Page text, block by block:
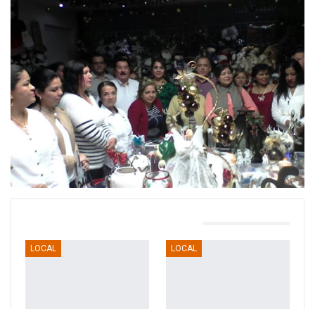
LOCAL LOCAL